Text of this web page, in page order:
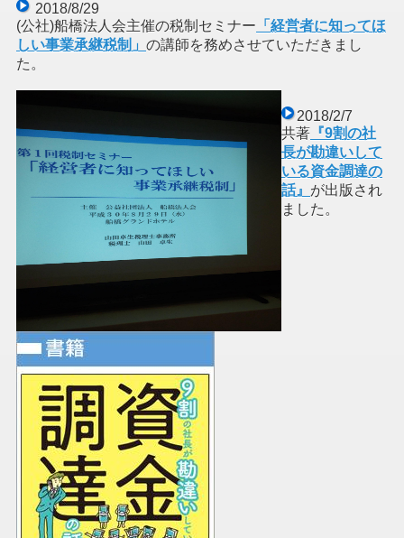
2018/8/29
(公社)船橋法人会主催の税制セミナー 「経営者に知ってほ
しい事業承継税制」 の講師を務めさせていただきまし
た。
2018/2/7
共著 『9割の社
長が勘違いして
いる資金調達の
話』 が出版され
ました。